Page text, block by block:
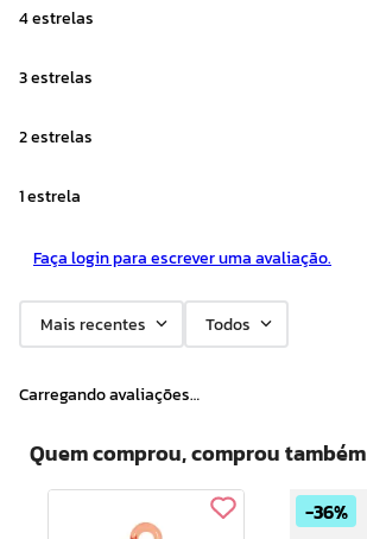
4 estrelas
3 estrelas
2 estrelas
1 estrela
Faça login para escrever uma avaliação.
Mais recentes Todos
Carregando avaliações…
Quem comprou, comprou também
36%